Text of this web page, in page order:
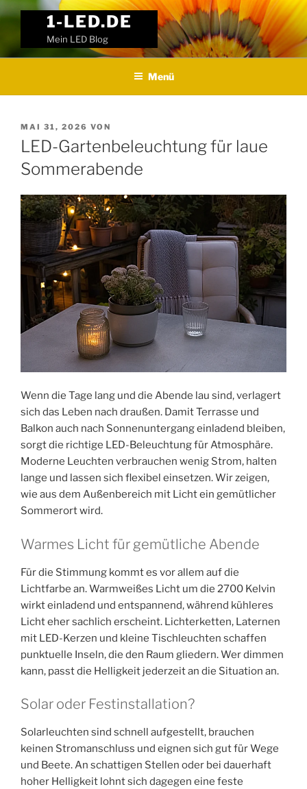
Weiter
1-LED.DE
Mein LED Blog
Menü
VERÖFFENTLICHT
AM
MAI 31, 2026 VON
LED-Gartenbeleuchtung für laue
Sommerabende
Wenn die Tage lang und die Abende lau sind, verlagert
sich das Leben nach draußen. Damit Terrasse und
Balkon auch nach Sonnenuntergang einladend bleiben,
sorgt die richtige LED-Beleuchtung für Atmosphäre.
Moderne Leuchten verbrauchen wenig Strom, halten
lange und lassen sich flexibel einsetzen. Wir zeigen,
wie aus dem Außenbereich mit Licht ein gemütlicher
Sommerort wird.
Warmes Licht für gemütliche Abende
Für die Stimmung kommt es vor allem auf die
Lichtfarbe an. Warmweißes Licht um die 2700 Kelvin
wirkt einladend und entspannend, während kühleres
Licht eher sachlich erscheint. Lichterketten, Laternen
mit LED-Kerzen und kleine Tischleuchten schaffen
punktuelle Inseln, die den Raum gliedern. Wer dimmen
kann, passt die Helligkeit jederzeit an die Situation an.
Solar oder Festinstallation?
Solarleuchten sind schnell aufgestellt, brauchen
keinen Stromanschluss und eignen sich gut für Wege
und Beete. An schattigen Stellen oder bei dauerhaft
hoher Helligkeit lohnt sich dagegen eine feste